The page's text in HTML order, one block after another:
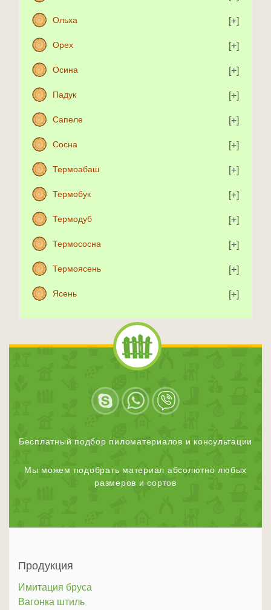
Ольха
Орех
Осина
Падук
Сапеле
Сосна
Термоабаш
Термобук
Термодуб
Термососна
Термоясень
Ясень
Бесплатный подбор пиломатериалов и консультации
Мы можем подобрать материал абсолютно любых
размеров и сортов
Продукция
Имитация бруса
Вагонка штиль